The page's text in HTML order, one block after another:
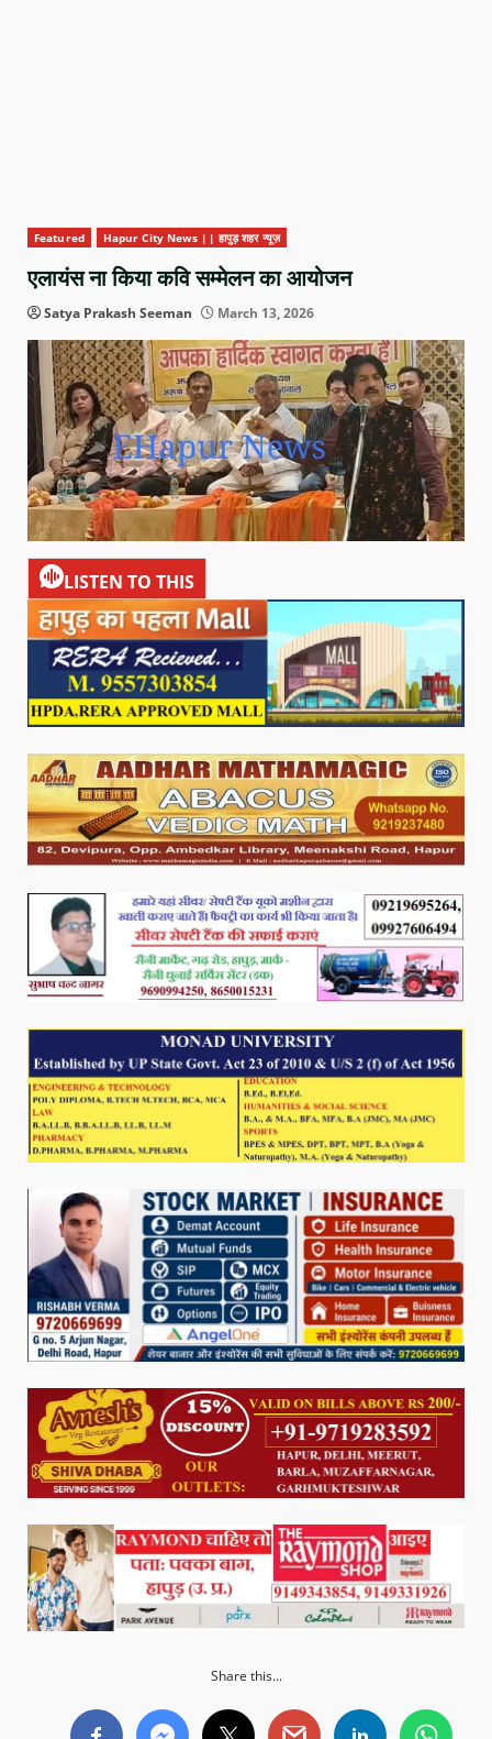
Featured Hapur City News || हापुड़ शहर न्यूज़
एलायंस ना किया कवि सम्मेलन का आयोजन
Satya Prakash Seeman March 13, 2026
LISTEN TO THIS
Share this...